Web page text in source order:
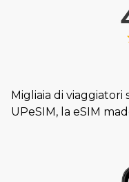
Migliaia di viaggiatori
UPeSIM, la eSIM